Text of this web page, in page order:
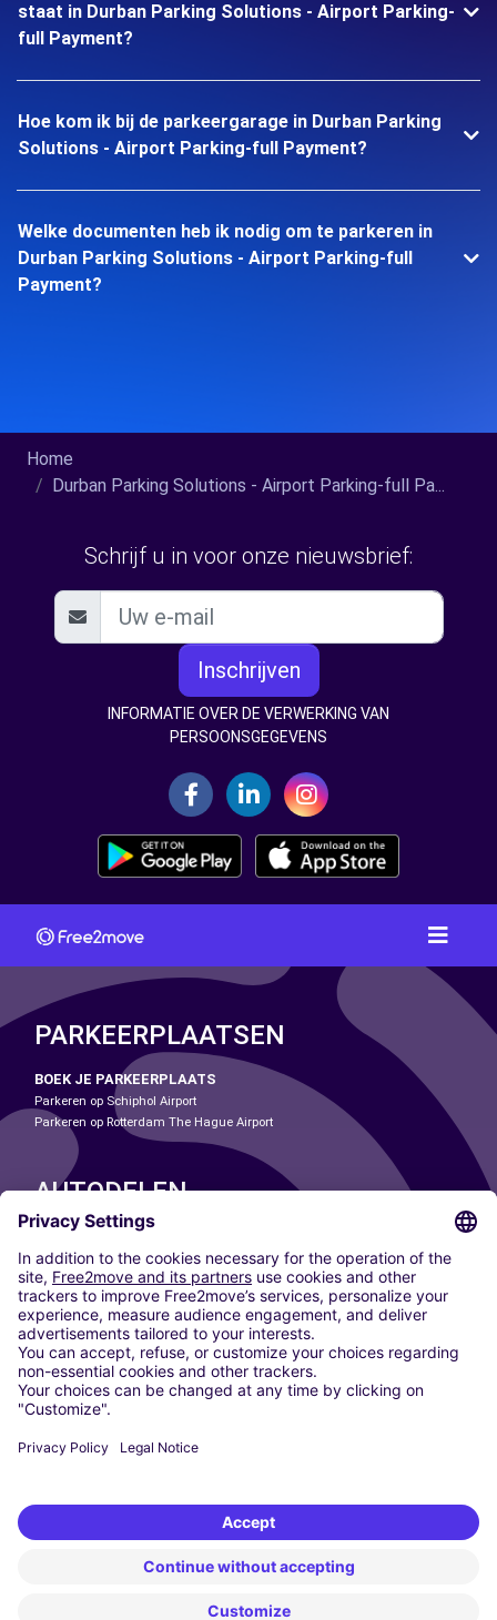
staat in Durban Parking Solutions - Airport Parking-
full Payment?
Hoe kom ik bij de parkeergarage in Durban Parking
Solutions - Airport Parking-full Payment?
Welke documenten heb ik nodig om te parkeren in
Durban Parking Solutions - Airport Parking-full
Payment?
Home
Durban Parking Solutions - Airport Parking-full Pa...
Schrijf u in voor onze nieuwsbrief:
Inschrijven
INFORMATIE OVER DE VERWERKING VAN
PERSOONSGEGEVENS
PARKEERPLAATSEN
BOEK JE PARKEERPLAATS
Parkeren op Schiphol Airport
Parkeren op Rotterdam The Hague Airport
AUTODELEN
ONZE STEDEN
Paris
Madrid
Washington DC
Milaan
Rome
Turijn
Wenen
Berlijn
Düsseldorf